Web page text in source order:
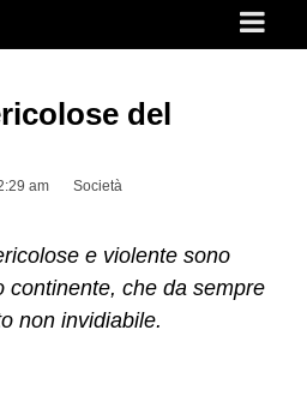
del
am Società
e violente sono
continente, che da sempre
non invidiabile.